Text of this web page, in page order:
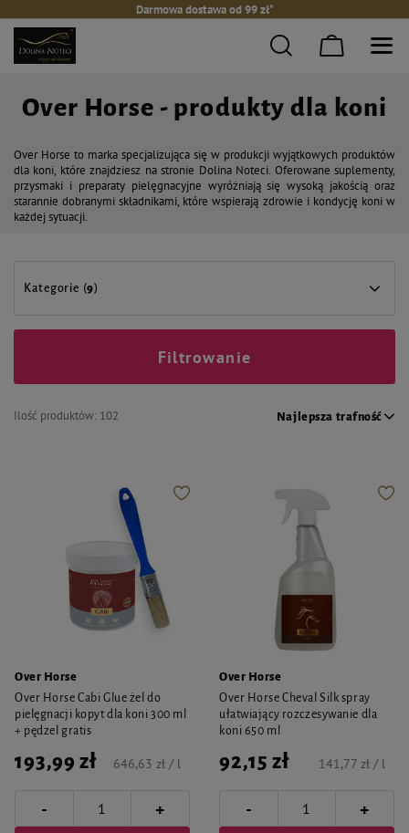
Darmowa dostawa od 99 zł*
Over Horse - produkty dla koni
Over Horse to marka specjalizująca się w produkcji wyjątkowych produktów
dla koni, które znajdziesz na stronie Dolina Noteci. Oferowane suplementy,
przysmaki i preparaty pielęgnacyjne wyróżniają się wysoką jakością oraz
starannie dobranymi składnikami, które wspierają zdrowie i kondycję koni w
każdej sytuacji.
Kategorie (9)
Ilość produktów: 102 Najlepsza trafność
Filtrowanie
Over Horse
Over Horse Cabi Glue żel do
pielęgnacji kopyt dla koni 300 ml
+ pędzel gratis
193,99 zł 646,63 zł / l
- +
Over Horse
Over Horse Cheval Silk spray
ułatwiający rozczesywanie dla
koni 650 ml
92,15 zł 141,77 zł / l
- +